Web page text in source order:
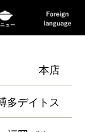
本店
多デイトス